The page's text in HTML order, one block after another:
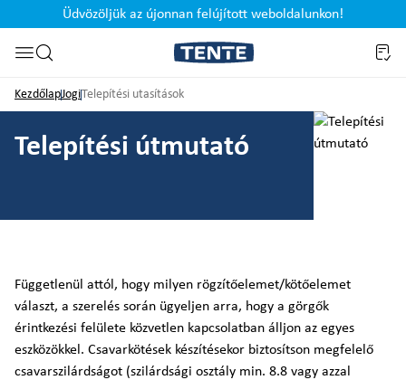
Ugrás a kereséshez
Üdvözöljük az újonnan felújított weboldalunkon!
KezdőlapJogiTelepítési utasítások
Telepítési útmutató
Függetlenül attól, hogy milyen rögzítőelemet/kötőelemet
választ, a szerelés során ügyeljen arra, hogy a görgők
érintkezési felülete közvetlen kapcsolatban álljon az egyes
eszközökkel. Csavarkötések készítésekor biztosítson megfelelő
csavarszilárdságot (szilárdsági osztály min. 8.8 vagy azzal